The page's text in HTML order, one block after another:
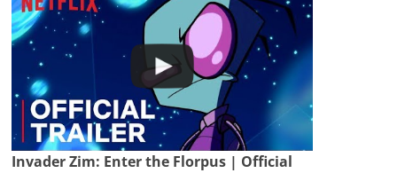
Invader Zim: Enter the Florpus | Official